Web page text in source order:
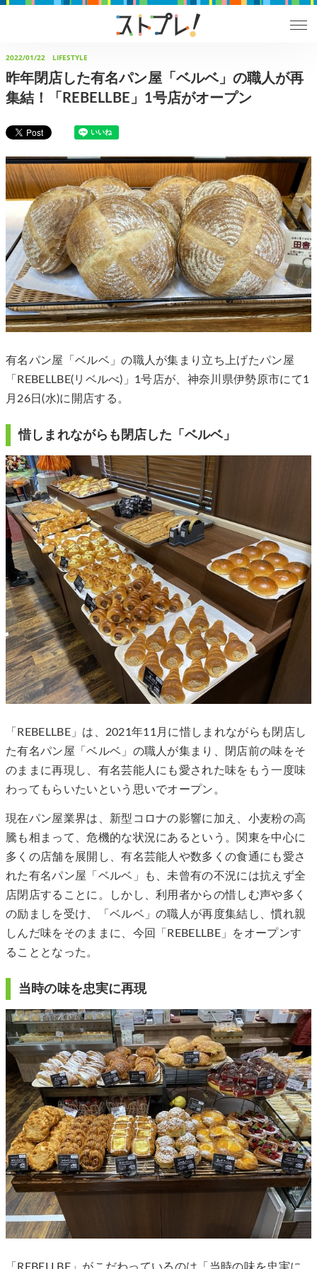
2022/01/22 LIFESTYLE
昨年閉店した有名パン屋「ベルベ」の職人が再
集結！「REBELLBE」1号店がオープン
有名パン屋「ベルベ」の職人が集まり立ち上げたパン屋
「REBELLBE(リベルべ)」1号店が、神奈川県伊勢原市にて1
月26日(水)に開店する。
惜しまれながらも閉店した「ベルベ」
「REBELLBE」は、2021年11月に惜しまれながらも閉店し
た有名パン屋「ベルベ」の職人が集まり、閉店前の味をそ
のままに再現し、有名芸能人にも愛された味をもう一度味
わってもらいたいという思いでオープン。
現在パン屋業界は、新型コロナの影響に加え、小麦粉の高
騰も相まって、危機的な状況にあるという。関東を中心に
多くの店舗を展開し、有名芸能人や数多くの食通にも愛さ
れた有名パン屋「ベルベ」も、未曾有の不況には抗えず全
店閉店することに。しかし、利用者からの惜しむ声や多く
の励ましを受け、「ベルベ」の職人が再度集結し、慣れ親
しんだ味をそのままに、今回「REBELLBE」をオープンす
ることとなった。
当時の味を忠実に再現